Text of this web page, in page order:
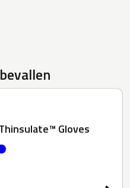
Gloves